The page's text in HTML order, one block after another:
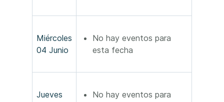
Miércoles
04 Junio
No hay eventos para
esta fecha
Jueves
No hay eventos para